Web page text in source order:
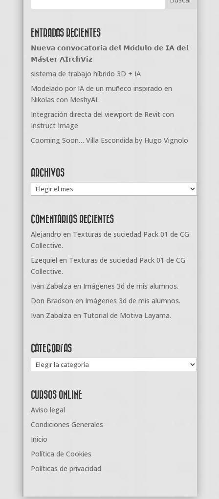
ENTRADAS RECIENTES
𝗡𝘂𝗲𝘃𝗮 𝗰𝗼𝗻𝘃𝗼𝗰𝗮𝘁𝗼𝗿𝗶𝗮 𝗱𝗲𝗹 𝗠𝗼́𝗱𝘂𝗹𝗼 𝗱𝗲 𝗜𝗔 𝗱𝗲𝗹
𝗠𝗮́𝘀𝘁𝗲𝗿 𝗔𝗜𝗿𝗰𝗵𝗩𝗶𝘇
sistema de trabajo híbrido 3D + IA
Modelado por IA de un muñeco inspirado en
Nikolas con MeshyAI.
Integración directa del viewport de Revit con
Instruct Image
Cooming Soon… Villa Escondida by Hugo Vignolo
ARCHIVOS
Archivos
COMENTARIOS RECIENTES
Alejandro en Texturas de suciedad Pack 01 de CG
Collective.
Ezequiel en Texturas de suciedad Pack 01 de CG
Collective.
Ivan Zabalza en Imágenes 3d de mis alumnos.
Don Bradson en Imágenes 3d de mis alumnos.
Ivan Zabalza en Tutorial de Motiva Layama.
CATEGORÍAS
Categorías
CURSOS ONLINE
Aviso legal
Condiciones Generales
Inicio
Política de Cookies
Políticas de privacidad